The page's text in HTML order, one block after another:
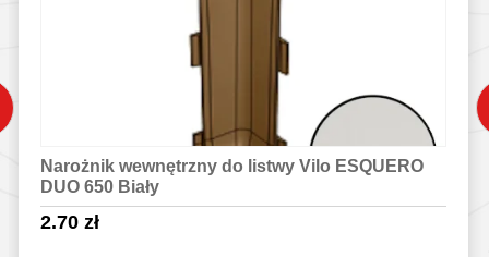
Narożnik wewnętrzny do listwy Vilo ESQUERO
DUO 650 Biały
2.70 zł